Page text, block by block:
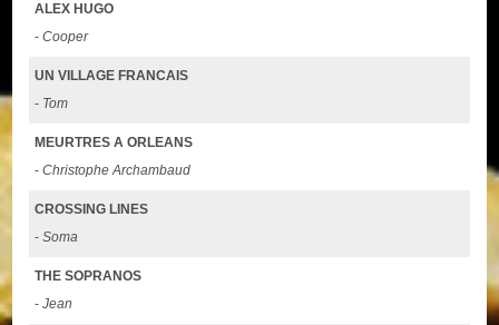
ALEX HUGO
-Cooper
UN VILLAGE FRANCAIS
- Tom
MEURTRES A ORLEANS
-Christophe Archambaud
CROSSING LINES
-Soma
THE SOPRANOS
-Jean